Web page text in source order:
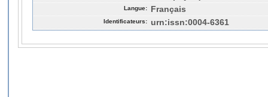
Langue: Français
Identificateurs: urn:issn:0004-6361